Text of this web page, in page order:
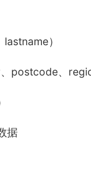
）
postcode、
据